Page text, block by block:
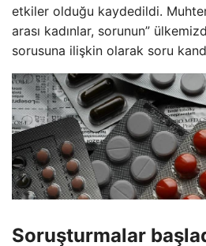
etkiler olduğu kaydedildi.
arası kadınlar, sorunun”
sorusuna ilişkin olarak soru
Soruşturmalar